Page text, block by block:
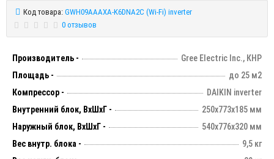
Код товара: GWH09AAAXA-K6DNA2C (Wi-Fi) inverter
0 отзывов
Производитель -
Gree Electric Inc., КНР
Площадь -
до 25 м2
Компрессор -
DAIKIN inverter
Внутренний блок, ВхШхГ -
250х773х185 мм
Наружный блок, ВхШхГ -
540х776х320 мм
Вес внутр. блока -
9,5 кг